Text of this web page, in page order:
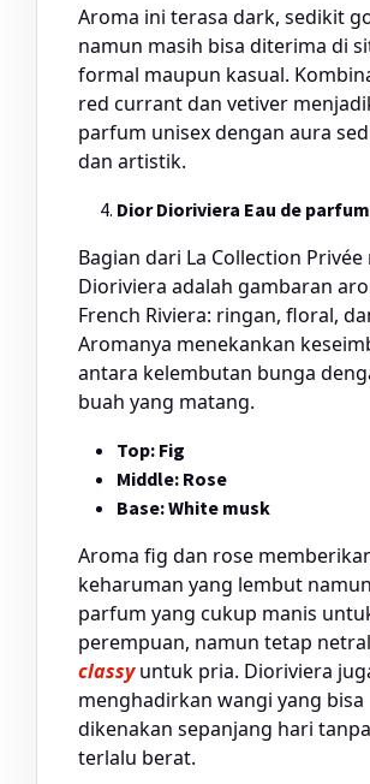
Aroma ini terasa dark, sedikit
namun masih bisa diterima di
formal maupun kasual.
red currant dan vetiver
parfum unisex dengan aura
dan artistik.
Dior Dioriviera Eau de parfum
Bagian dari La Collection Privée
Dioriviera adalah gambaran
French Riviera: ringan, floral,
Aromanya menekankan
antara kelembutan bunga
buah yang matang.
Top: Fig
Middle: Rose
Base: White musk
Aroma fig dan rose
keharuman yang lembut
parfum yang cukup manis
perempuan, namun tetap
classyuntuk pria. Dioriviera
menghadirkan wangi yang bisa
dikenakan sepanjang hari
terlalu berat.